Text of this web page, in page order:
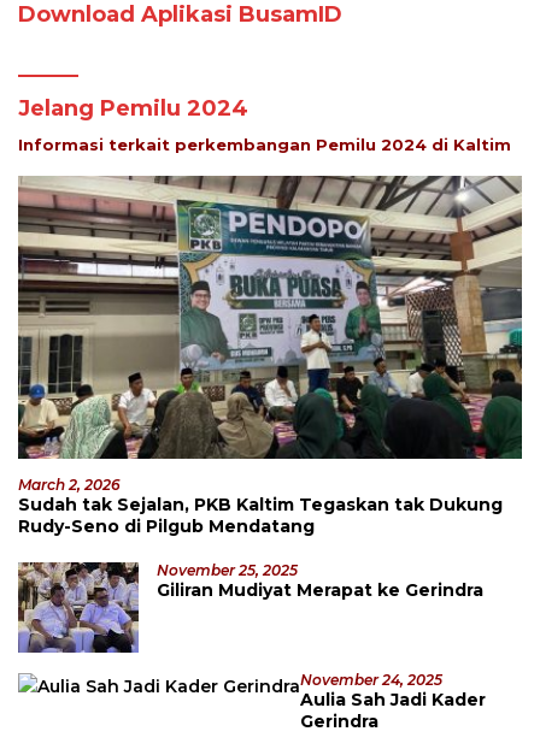
Download Aplikasi BusamID
Jelang Pemilu 2024
Informasi terkait perkembangan Pemilu 2024 di Kaltim
March 2, 2026
Sudah tak Sejalan, PKB Kaltim Tegaskan tak Dukung
Rudy-Seno di Pilgub Mendatang
November 25, 2025
Giliran Mudiyat Merapat ke Gerindra
November 24, 2025
Aulia Sah Jadi Kader
Gerindra